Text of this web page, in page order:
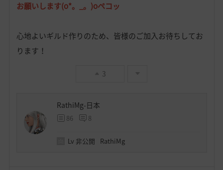
お願いします(o*。_。)oペコッ
心地よいギルド作りのため、皆様のご加入お待ちしてお
ります！
3
RathiMg-日本
86 8
Lv 非公開 RathiMg